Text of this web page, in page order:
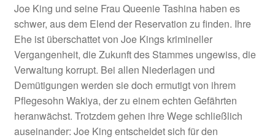
Joe King und seine Frau Queenie Tashina haben es
schwer, aus dem Elend der Reservation zu finden. Ihre
Ehe ist überschattet von Joe Kings krimineller
Vergangenheit, die Zukunft des Stammes ungewiss, die
Verwaltung korrupt. Bei allen Niederlagen und
Demütigungen werden sie doch ermutigt von ihrem
Pflegesohn Wakiya, der zu einem echten Gefährten
heranwächst. Trotzdem gehen ihre Wege schließlich
auseinander: Joe King entscheidet sich für den